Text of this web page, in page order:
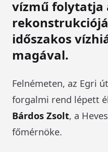
vízmű folytatja
időszakos
magával.
Felnémeten, az Egri
forgalmi rend lépett
Bárdos Zsolt, a
főmérnöke.